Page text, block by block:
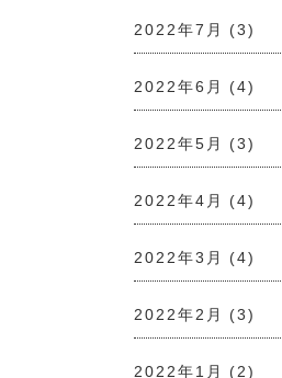
2022年7月 (3)
2022年6月 (4)
2022年5月 (3)
2022年4月 (4)
2022年3月 (4)
2022年2月 (3)
2022年1月 (2)